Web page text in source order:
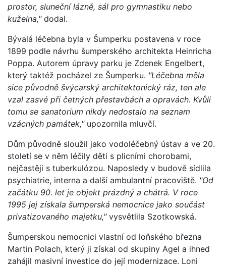
prostor, sluneční lázně, sál pro gymnastiku nebo
kuželna,"dodal.
Bývalá léčebna byla v Šumperku postavena v roce
1899 podle návrhu šumperského architekta Heinricha
Poppa. Autorem úpravy parku je Zdenek Engelbert,
který taktéž pocházel ze Šumperku. "Léčebna měla
sice původně švýcarský architektonický ráz, ten ale
vzal zasvé při četných přestavbách a opravách. Kvůli
tomu se sanatorium nikdy nedostalo na seznam
vzácných památek,"upozornila mluvčí.
Dům původně sloužil jako vodoléčebný ústav a ve 20.
století se v něm léčily děti s plicními chorobami,
nejčastěji s tuberkulózou. Naposledy v budově sídlila
psychiatrie, interna a další ambulantní pracoviště. "Od
začátku 90. let je objekt prázdný a chátrá. V roce
1995 jej získala šumperská nemocnice jako součást
privatizovaného majetku," vysvětlila Szotkowská.
Šumperskou nemocnici vlastní od loňského března
Martin Polach, který ji získal od skupiny Agel a ihned
zahájil masivní investice do její modernizace. Loni